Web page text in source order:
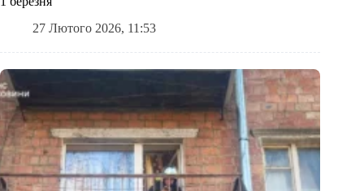
27 Лютого 2026, 11:53